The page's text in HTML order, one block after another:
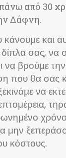
από 30
Δάφνη.
και
σας, να
να βρούμε
που θα σας
να
μην
κόστους.